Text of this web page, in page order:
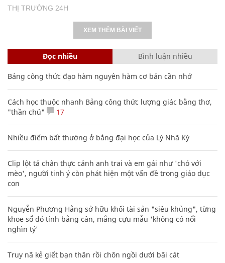
THỊ TRƯỜNG 24H
XEM THÊM BÀI VIẾT
Đọc nhiều Bình luận nhiều
Bảng công thức đạo hàm nguyên hàm cơ bản cần nhớ
Cách học thuộc nhanh Bảng công thức lượng giác bằng thơ,
"thần chú"
17
Nhiều điểm bất thường ở bằng đại học của Lý Nhã Kỳ
Clip lột tả chân thực cảnh anh trai và em gái như 'chó với
mèo', người tinh ý còn phát hiện một vấn đề trong giáo dục
con
Nguyễn Phương Hằng sở hữu khối tài sản "siêu khủng", từng
khoe sổ đỏ tính bằng cân, mắng cựu mẫu 'không có nổi
nghìn tỷ'
Truy nã kẻ giết bạn thân rồi chôn ngồi dưới bãi cát